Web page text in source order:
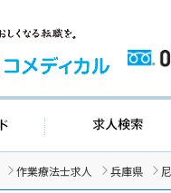
ご利用ガイド
作業療法士求人 兵庫県